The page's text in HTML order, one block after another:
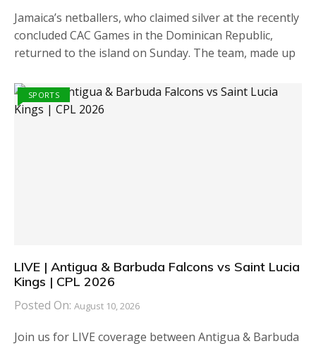
Jamaica’s netballers, who claimed silver at the recently
concluded CAC Games in the Dominican Republic,
returned to the island on Sunday. The team, made up
SPORTS
LIVE | Antigua & Barbuda Falcons vs Saint Lucia
Kings | CPL 2026
Posted On: August 10, 2026
Join us for LIVE coverage between Antigua & Barbuda